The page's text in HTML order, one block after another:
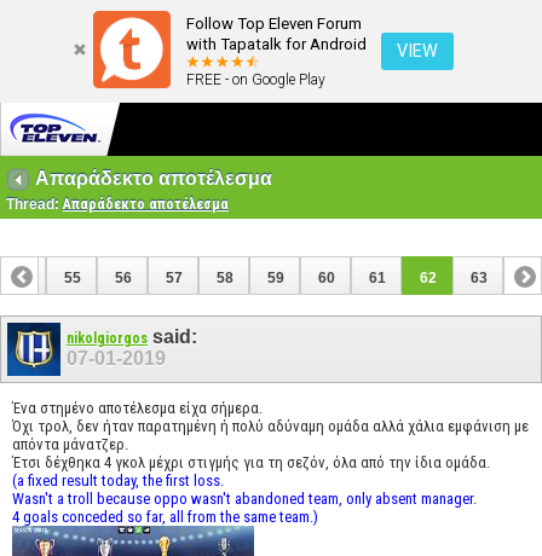
Follow Top Eleven Forum
with Tapatalk for Android
FREE - on Google Play
VIEW
Απαράδεκτο αποτέλεσμα
Thread:Απαράδεκτο αποτέλεσμα
54 55 56 57 58 59 60 61 62 63
nikolgiorgos said:
07-01-2019
Ένα στημένο αποτέλεσμα είχα σήμερα.
Όχι τρολ, δεν ήταν παρατημένη ή πολύ αδύναμη ομάδα αλλά χάλια εμφάνιση με
απόντα μάνατζερ.
Έτσι δέχθηκα 4 γκολ μέχρι στιγμής για τη σεζόν, όλα από την ίδια ομάδα.
(a fixed result today, the first loss.
Wasn't a troll because oppo wasn't abandoned team, only absent manager.
4 goals conceded so far, all from the same team.)